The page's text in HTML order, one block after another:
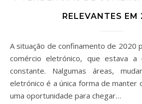
RELEVANTES EM
A situação de confinamento de 2020 provocou um auge no
comércio eletrónico, que estava a
constante. Nalgumas áreas,
eletrónico é a única forma de manter
uma oportunidade para chegar…